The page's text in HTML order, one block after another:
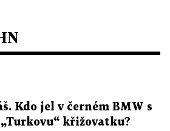
Kdo jel v černém BMW s
křižovatku?